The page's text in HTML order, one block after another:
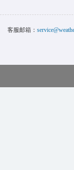
客服邮箱：